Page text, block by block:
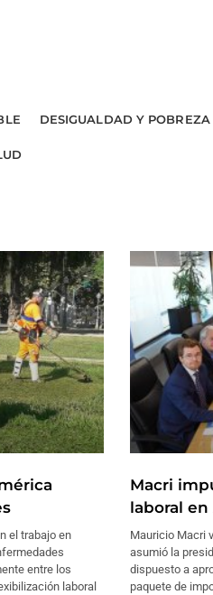
DESIGUALDAD Y POBREZA
el trabajo en
entre los
laboral
Macri
laboral
Mauricio Macri
asumió la
dispuesto a
paquete de